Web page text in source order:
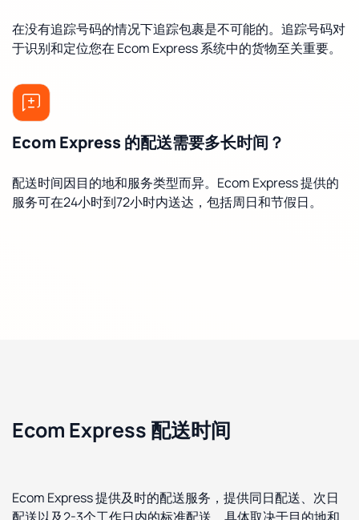
在没有追踪号码的情况下追踪包裹是不可能的。追踪号码对
于识别和定位您在 Ecom Express 系统中的货物至关重要。
Ecom Express 的配送需要多长时间？
配送时间因目的地和服务类型而异。Ecom Express 提供的
服务可在24小时到72小时内送达，包括周日和节假日。
Ecom Express 配送时间
Ecom Express 提供及时的配送服务，提供同日配送、次日